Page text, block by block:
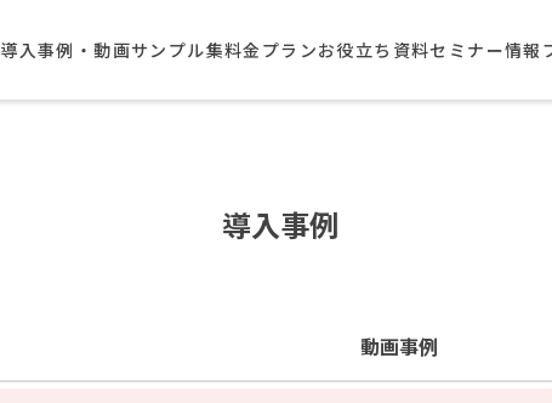
導入事例・動画サンプル集​料金プランお役立ち資料セミナー情報
導入事例
動画事例